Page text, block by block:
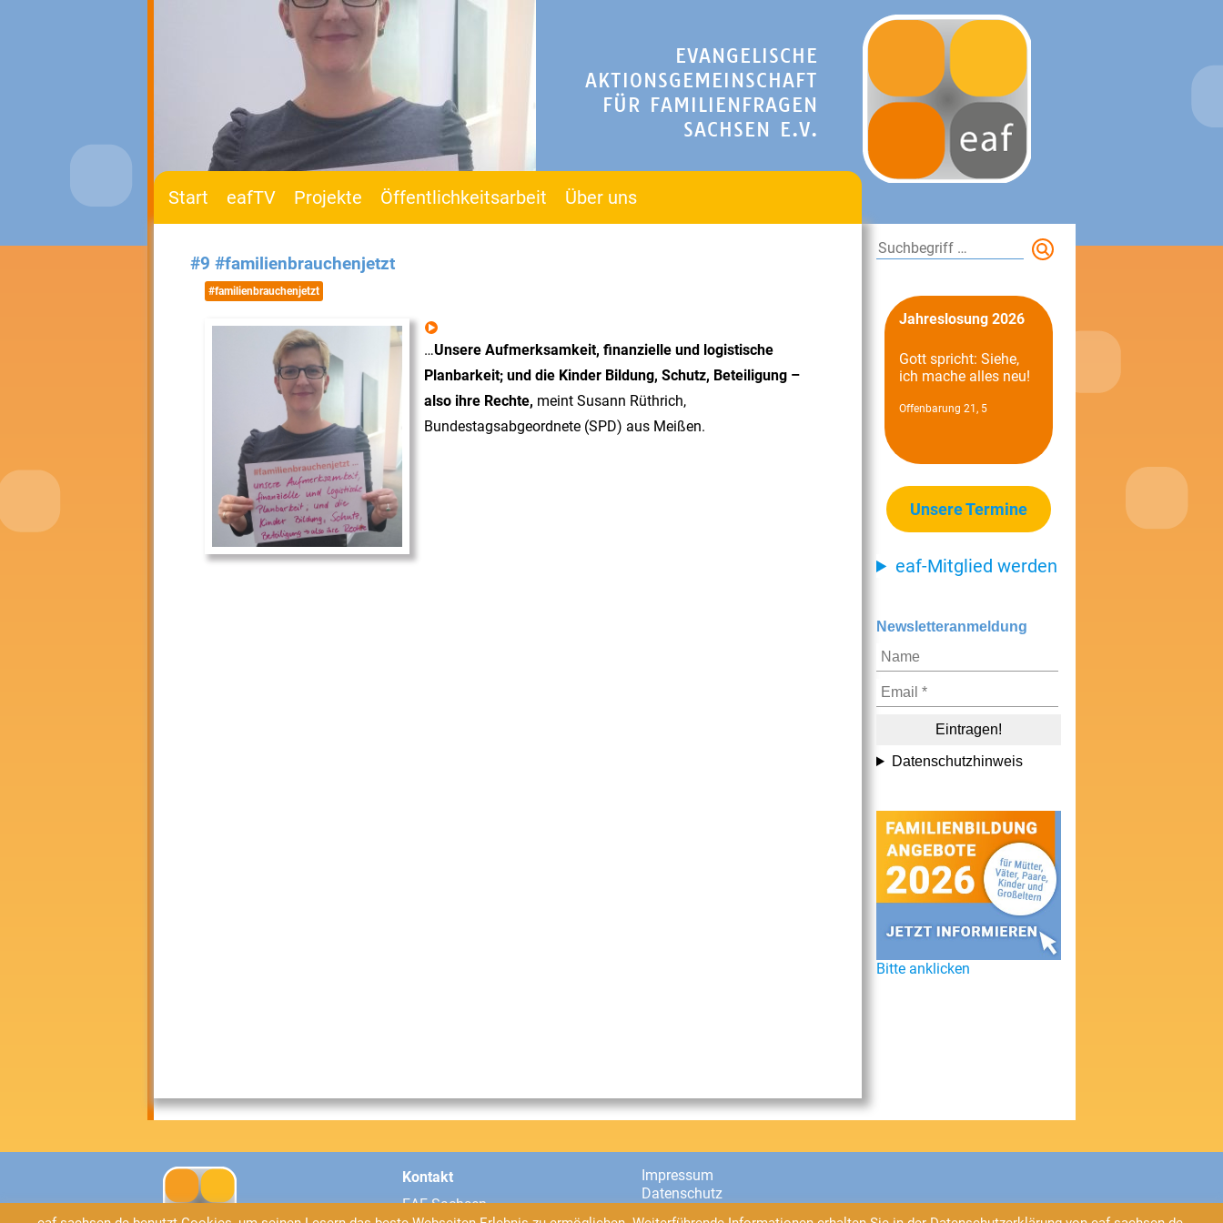
EVANGELISCHE
AKTIONSGEMEINSCHAFT
FÜR FAMILIENFRAGEN
SACHSEN E.V.
Start eafTV Projekte Öffentlichkeitsarbeit Über uns
#9 #familienbrauchenjetzt
#familienbrauchenjetzt
…Unsere Aufmerksamkeit, finanzielle und logistische
Planbarkeit; und die Kinder Bildung, Schutz, Beteiligung –
also ihre Rechte, meint Susann Rüthrich,
Bundestagsabgeordnete (SPD) aus Meißen.
Jahreslosung 2026
Gott spricht: Siehe,
ich mache alles neu!
Offenbarung 21, 5
Unsere Termine
eaf-Mitglied werden
Newsletteranmeldung
Datenschutzhinweis
Bitte anklicken
Kontakt
EAF Sachsen
Impressum
Datenschutz